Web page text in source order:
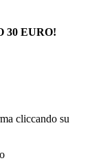
30 EURO!
cliccando su